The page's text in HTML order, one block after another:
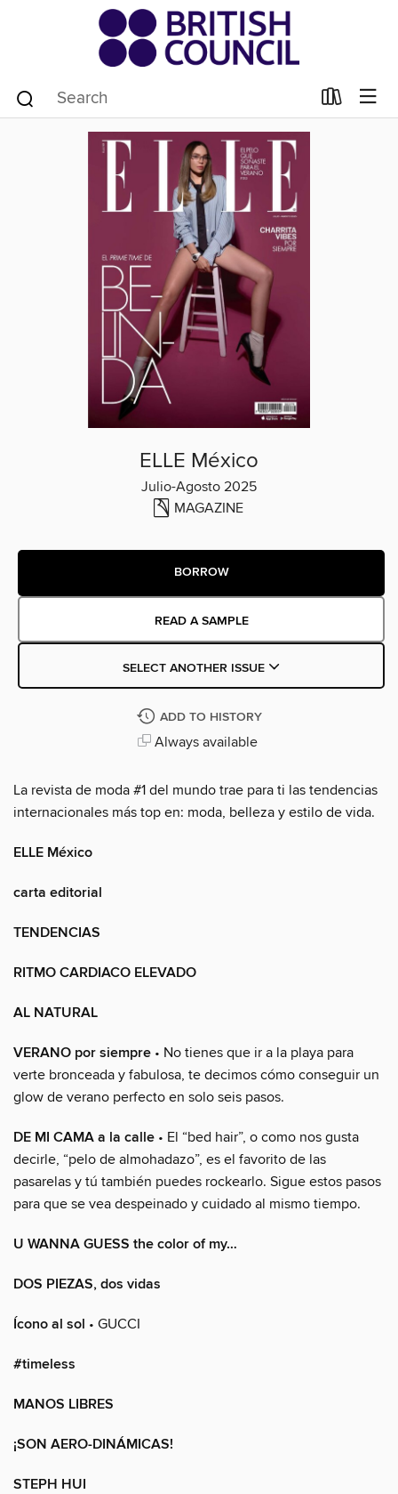
ELLE México
Julio-Agosto 2025
MAGAZINE
BORROW
READ A SAMPLE
SELECT ANOTHER ISSUE
ADD TO HISTORY
Always available
La revista de moda #1 del mundo trae para ti las tendencias
internacionales más top en: moda, belleza y estilo de vida.
ELLE México
carta editorial
TENDENCIAS
RITMO CARDIACO ELEVADO
AL NATURAL
VERANO por siempre • No tienes que ir a la playa para
verte bronceada y fabulosa, te decimos cómo conseguir un
glow de verano perfecto en solo seis pasos.
DE MI CAMA a la calle • El “bed hair”, o como nos gusta
decirle, “pelo de almohadazo”, es el favorito de las
pasarelas y tú también puedes rockearlo. Sigue estos pasos
para que se vea despeinado y cuidado al mismo tiempo.
U WANNA GUESS the color of my…
DOS PIEZAS, dos vidas
Ícono al sol • GUCCI
#timeless
MANOS LIBRES
¡SON AERO-DINÁMICAS!
STEPH HUI